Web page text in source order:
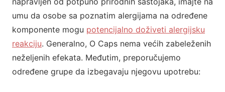
umu da osobe sa poznatim alergijama na određene
komponente mogu potencijalno doživeti alergijsku
reakciju. Generalno, O Caps nema većih zabeleženih
neželjenih efekata. Međutim, preporučujemo
određene grupe da izbegavaju njegovu upotrebu: